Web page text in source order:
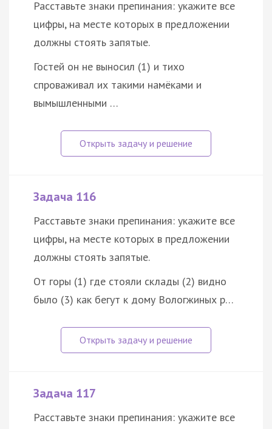
Расставьте знаки препинания: укажите все
цифры, на месте которых в предложении
должны стоять запятые.
Гостей он не выносил (1) и тихо
спроваживал их такими намёками и
вымышленными …
Задача 116
Расставьте знаки препинания: укажите все
цифры, на месте которых в предложении
должны стоять запятые.
От горы (1) где стояли склады (2) видно
было (3) как бегут к дому Вологжиных р…
Задача 117
Расставьте знаки препинания: укажите все